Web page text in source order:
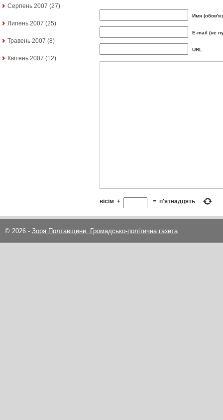
Серпень 2007 (27)
Липень 2007 (25)
Травень 2007 (8)
Квітень 2007 (12)
Имя
E-mail (не
URL
вісім + = п'ятнадцять
© 2026 - Зоря Полтавщини. Громадсько-політична газета